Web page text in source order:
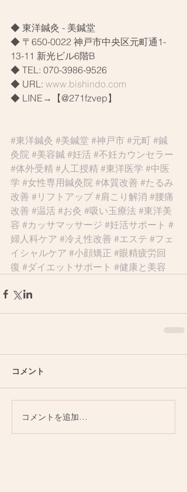
◆ 東洋鍼灸 - 美鍼堂
◆ 〒650-0022 神戸市中央区元町通1-
13-11 新光ビル6階B
◆ TEL: 070-3986-9526
◆ URL: www.bishindo.com
◆ LINE→【@271fzvep】
#東洋鍼灸 #美鍼堂 #神戸市 #元町 #鍼
灸院 #美容鍼 #妊活 #不妊カウンセラー
#体外受精 #人工授精 #東洋医学 #中医
学 #女性専用鍼灸院 #体質改善 #たるみ
改善 #リフトアップ #肩こり解消 #腰痛
改善 #温活 #お灸 #吸い玉療法 #東洋美
容 #カッサマッサージ #妊活サポート #
婦人科ケア #冷え性改善 #エステ #フェ
イシャルケア #小顔矯正 #眼精疲労回
復 #ダイエットサポート #健康と美容
コメント
コメントを追加…